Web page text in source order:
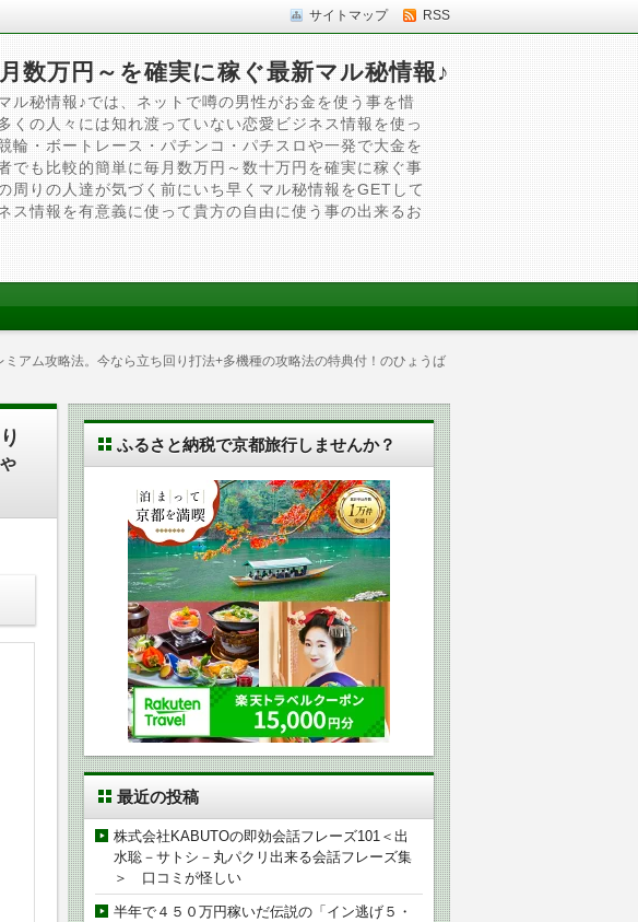
サイトマップ RSS
数万円～を確実に稼ぐ最新マル秘情報♪
ル秘情報♪では、ネットで噂の男性がお金を使う事を惜
くの人々には知れ渡っていない恋愛ビジネス情報を使っ
輪・ボートレース・パチンコ・パチスロや一発で大金を
でも比較的簡単に毎月数万円～数十万円を確実に稼ぐ事
周りの人達が気づく前にいち早くマル秘情報をGETして
ス情報を有意義に使って貴方の自由に使う事の出来るお
アム攻略法。今なら立ち回り打法+多機種の攻略法の特典付！のひょうば
ふるさと納税で京都旅行しませんか？
最近の投稿
株式会社KABUTOの即効会話フレーズ101＜出
水聡－サトシ－丸パクリ出来る会話フレーズ集
＞ 口コミが怪しい
半年で４５０万円稼いだ伝説の「イン逃げ５・